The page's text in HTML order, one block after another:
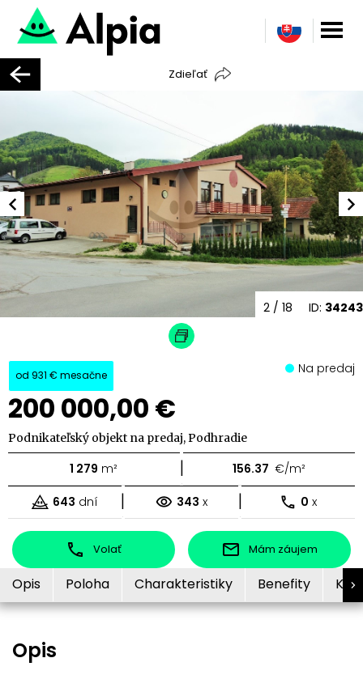
Zdieľať
ID: 34243
2 / 18
od 931 € mesačne
200 000,00 €
Na predaj
Podnikateľský objekt na predaj, Podhradie
1 279 m² | 156.37 €/m²
643 dní | 343 x | 0 x
Volať Mám záujem
Opis Poloha Charakteristiky Benefity
Opis